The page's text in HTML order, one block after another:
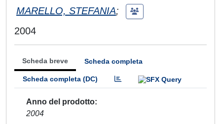
MARELLO, STEFANIA;
2004
Scheda breve Scheda completa
Scheda completa (DC)
Anno del prodotto
2004